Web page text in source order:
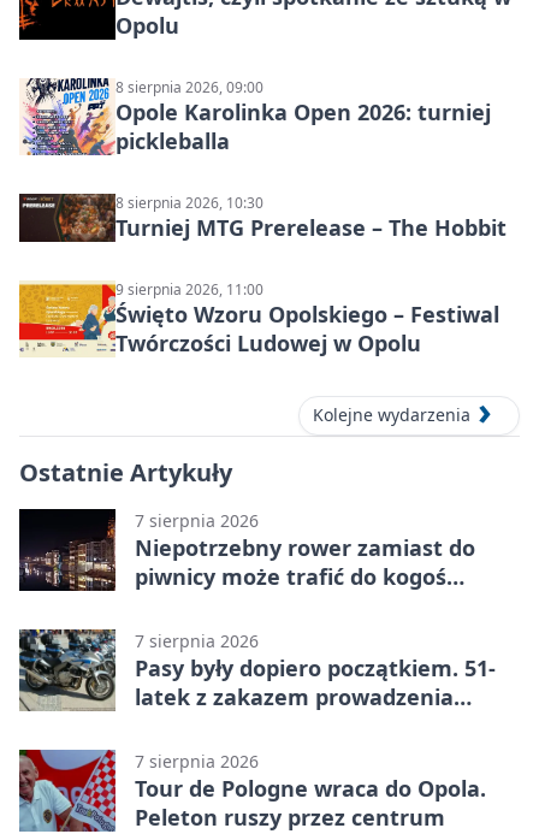
Opolu
8 sierpnia 2026, 09:00
Opole Karolinka Open 2026: turniej
pickleballa
8 sierpnia 2026, 10:30
Turniej MTG Prerelease – The Hobbit
9 sierpnia 2026, 11:00
Święto Wzoru Opolskiego – Festiwal
Twórczości Ludowej w Opolu
Kolejne wydarzenia
Ostatnie Artykuły
7 sierpnia 2026
Niepotrzebny rower zamiast do
piwnicy może trafić do kogoś
7 sierpnia 2026
Pasy były dopiero początkiem. 51-
latek z zakazem prowadzenia
7 sierpnia 2026
Tour de Pologne wraca do Opola.
Peleton ruszy przez centrum